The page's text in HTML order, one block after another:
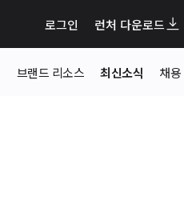
로그인 런처 다운로드
브랜드 리소스 최신소식 채용